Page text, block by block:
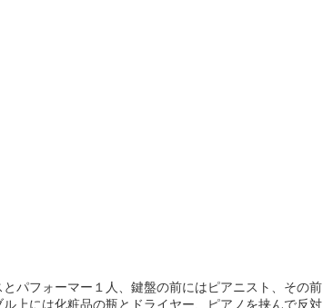
パフォーマー１人、鍵盤の前にはピアニスト、その前
上には化粧品の瓶とドライヤー、ピアノを挟んで反対